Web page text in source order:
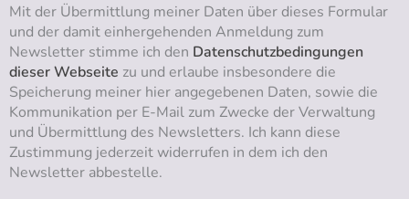
Mit der Übermittlung meiner Daten über dieses Formular
und der damit einhergehenden Anmeldung zum
Newsletter stimme ich den Datenschutzbedingungen
dieser Webseite zu und erlaube insbesondere die
Speicherung meiner hier angegebenen Daten, sowie die
Kommunikation per E-Mail zum Zwecke der Verwaltung
und Übermittlung des Newsletters. Ich kann diese
Zustimmung jederzeit widerrufen in dem ich den
Newsletter abbestelle.